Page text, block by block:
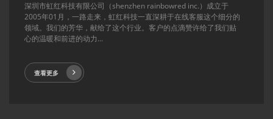
深圳市虹红科技有限公司（shenzhen rainbowred inc.）成立于
2005年01月，一路走来，虹红科技一直深耕于在线客服这个细分的
领域。我们的芳华，献给了这个行业。客户的点滴赞许给了我们贴
心的温暖和前进的动力...
查看更多